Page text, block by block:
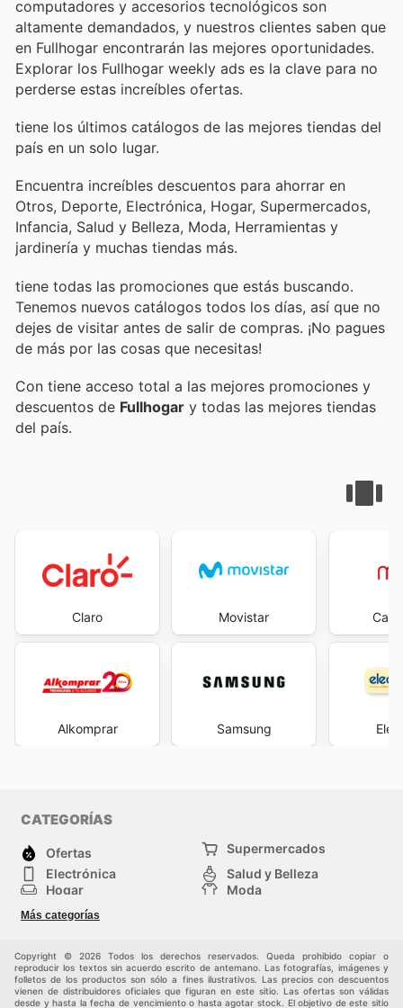
computadores y accesorios tecnológicos son
altamente demandados, y nuestros clientes saben que
en Fullhogar encontrarán las mejores oportunidades.
Explorar los Fullhogar weekly ads es la clave para no
perderse estas increíbles ofertas.
tiene los últimos catálogos de las mejores tiendas del
país en un solo lugar.
Encuentra increíbles descuentos para ahorrar en
Otros, Deporte, Electrónica, Hogar, Supermercados,
Infancia, Salud y Belleza, Moda, Herramientas y
jardinería y muchas tiendas más.
tiene todas las promociones que estás buscando.
Tenemos nuevos catálogos todos los días, así que no
dejes de visitar antes de salir de compras. ¡No pagues
de más por las cosas que necesitas!
Con tiene acceso total a las mejores promociones y
descuentos de Fullhogar y todas las mejores tiendas
del país.
Claro
Alkomprar
Movistar
Samsung
CATEGORÍAS
Ofertas
Supermercados
Electrónica
Salud y Belleza
Hogar
Moda
Herramientas y jardinería
Infancia
Más categorías
Copyright © 2026 Todos los derechos reservados. Queda prohibido copiar o
reproducir los textos sin acuerdo escrito de antemano. Las fotografías, imágenes y
folletos de los productos son sólo a fines ilustrativos. Las precios con descuentos
vienen de distribuidores oficiales que figuran en este sitio. Las ofertas son válidas
desde y hasta la fecha de vencimiento o hasta agotar stock. El objetivo de este sitio